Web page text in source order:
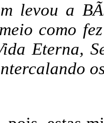
levou a
como
Eterna,